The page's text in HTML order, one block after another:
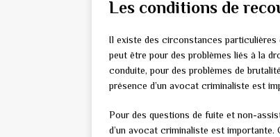
Les conditions de
Il existe des circonstances particulières
peut être pour des problèmes liés à la
conduite, pour des problèmes de
présence d’un avocat criminaliste est
Pour des questions de fuite et non-
d’un avocat criminaliste est